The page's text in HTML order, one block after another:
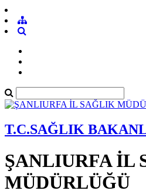
T.C.SAĞLIK
ŞANLIURFA İL
MÜDÜRLÜĞÜ